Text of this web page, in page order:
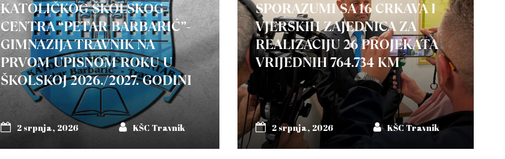
KATOLIČKOG ŠKOLSKOG
CENTRA “PETAR BARBARIĆ”-
GIMNAZIJA TRAVNIK NA
PRVOM UPISNOM ROKU U
ŠKOLSKOJ 2026./2027. GODINI
2 srpnja, 2026 KŠC Travnik
SPORAZUMI SA 16 CRKAVA I
VJERSKIH ZAJEDNICA ZA
REALIZACIJU 26 PROJEKATA
VRIJEDNIH 764.734 KM
2 srpnja, 2026 KŠC Travnik